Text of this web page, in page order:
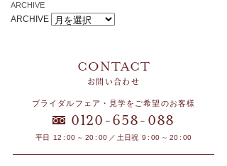
ARCHIVE
ARCHIVE
お問い合わせ
ブライダルフェア・見学をご希望のお客様
0120 -658- 088
平日 12 : 00 ～ 20 : 00 ／ 土日祝 9 : 00 ～ 20 : 00